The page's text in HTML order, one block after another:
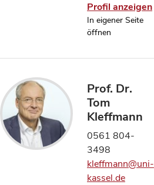
Profil anzeigen
In eigener Seite
öffnen
Prof. Dr.
Tom
Kleffmann
0561 804-
3498
kleffmann@uni-
kassel.de